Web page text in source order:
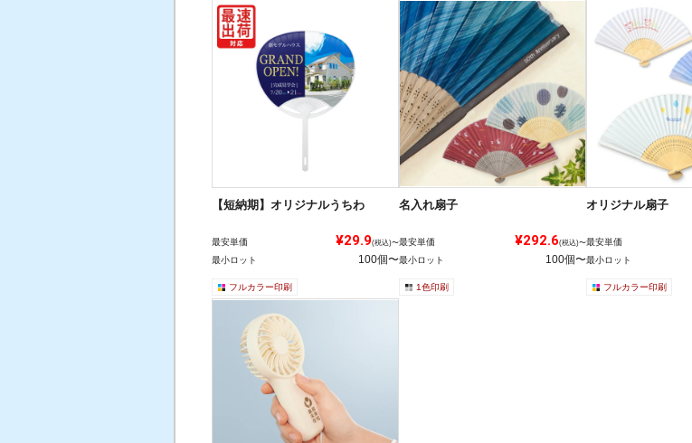
【短納期】オリジナルうちわ
最安単価 ¥29.9(税込)〜
最小ロット 100個〜
フルカラー印刷
名入れ扇子
最安単価 ¥292.6(税込)〜
最小ロット 100個〜
1色印刷
オリジナル扇子
最安単価
最小ロット
フルカラー印刷